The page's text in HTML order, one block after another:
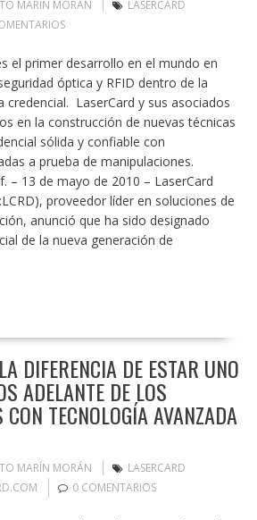
MARÍN MORÁN
LASERCARD
el primer desarrollo en el mundo en
óptica y RFID dentro de la
LaserCard y sus asociados
en la construcción de nuevas técnicas
sólida y confiable con
a prueba de manipulaciones.
– 13 de mayo de 2010 – LaserCard
proveedor líder en soluciones de
anunció que ha sido designado
de la nueva generación de
DIFERENCIA DE ESTAR UNO
ADELANTE DE LOS
TECNOLOGÍA AVANZADA
MARÍN MORÁN
LASERCARD
0 COMENTARIOS